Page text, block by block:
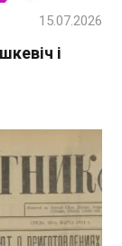
і
15.07.2026